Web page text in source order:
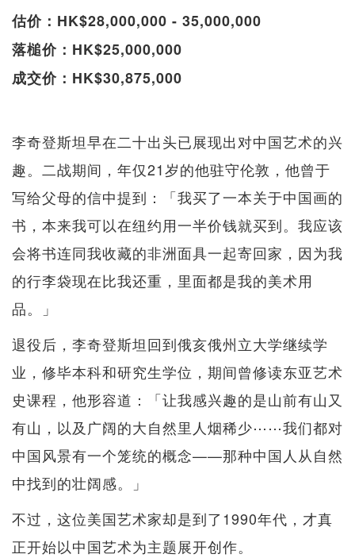
估价：HK$28,000,000 - 35,000,000
落槌价：HK$25,000,000
成交价：HK$30,875,000
李奇登斯坦早在二十出头已展现出对中国艺术的兴
趣。二战期间，年仅21岁的他驻守伦敦，他曾于
写给父母的信中提到：「我买了一本关于中国画的
书，本来我可以在纽约用一半价钱就买到。我应该
会将书连同我收藏的非洲面具一起寄回家，因为我
的行李袋现在比我还重，里面都是我的美术用
品。」
退役后，李奇登斯坦回到俄亥俄州立大学继续学
业，修毕本科和研究生学位，期间曾修读东亚艺术
史课程，他形容道：「让我感兴趣的是山前有山又
有山，以及广阔的大自然里人烟稀少⋯⋯我们都对
中国风景有一个笼统的概念——那种中国人从自然
中找到的壮阔感。」
不过，这位美国艺术家却是到了1990年代，才真
正开始以中国艺术为主题展开创作。